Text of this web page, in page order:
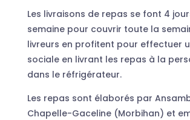
Les livraisons de repas se font 4
semaine pour couvrir toute la
livreurs en profitent pour effectuer
sociale en livrant les repas à la
dans le réfrigérateur.
Les repas sont élaborés par
Chapelle-Gaceline (Morbihan) et